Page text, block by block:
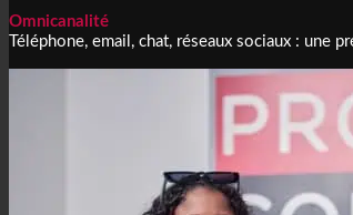
Omnicanalité
Téléphone, email, chat, réseaux sociaux : une